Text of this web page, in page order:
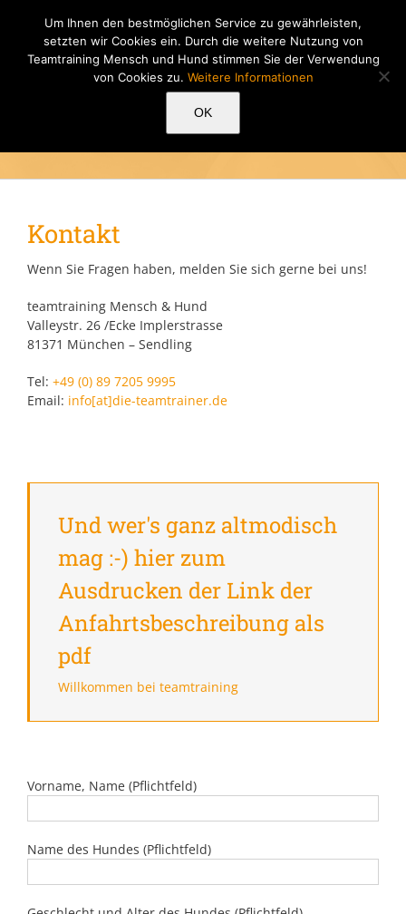
springen
HundeSchulenMenschen
Kontakt
Wenn Sie Fragen haben, melden Sie sich gerne bei uns!
teamtraining Mensch & Hund
Valleystr. 26 /Ecke Implerstrasse
81371 München – Sendling
Tel: +49 (0) 89 7205 9995
Email: info[at]die-teamtrainer.de
Und wer's ganz altmodisch
mag :-) hier zum
Ausdrucken der Link der
Anfahrtsbeschreibung als
pdf
Willkommen bei teamtraining
Vorname, Name (Pflichtfeld)
Name des Hundes (Pflichtfeld)
Um Ihnen den bestmöglichen Service zu gewährleisten,
setzten wir Cookies ein. Durch die weitere Nutzung von
Teamtraining Mensch und Hund stimmen Sie der Verwendung
von Cookies zu. Weitere Informationen
OK